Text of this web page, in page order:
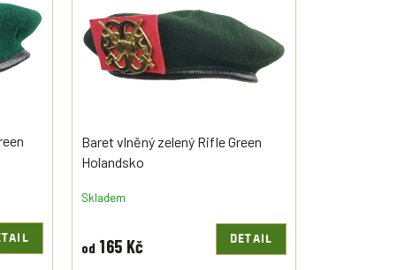
Baret vlněný zelený Rifle Green
Holandsko
Skladem
od 165 Kč DETAIL